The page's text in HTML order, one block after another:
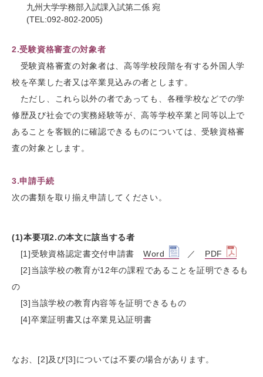
九州大学学務部入試課入試第二係 宛
(TEL:092-802-2005)
2.受験資格審査の対象者
受験資格審査の対象者は、高等学校段階を有する外国人学
校を卒業した者又は卒業見込みの者とします。
ただし、これら以外の者であっても、各種学校などでの学
修歴及び社会での実務経験等が、高等学校卒業と同等以上で
あることを客観的に確認できるものについては、受験資格審
査の対象とします。
3.申請手続
次の書類を取り揃え申請してください。
(1)本要項2.の本文に該当する者
[1]受験資格認定書交付申請書 Word ／ PDF
[2]当該学校の教育が12年の課程であることを証明できるも
の
[3]当該学校の教育内容等を証明できるもの
[4]卒業証明書又は卒業見込証明書
なお、[2]及び[3]については不要の場合があります。